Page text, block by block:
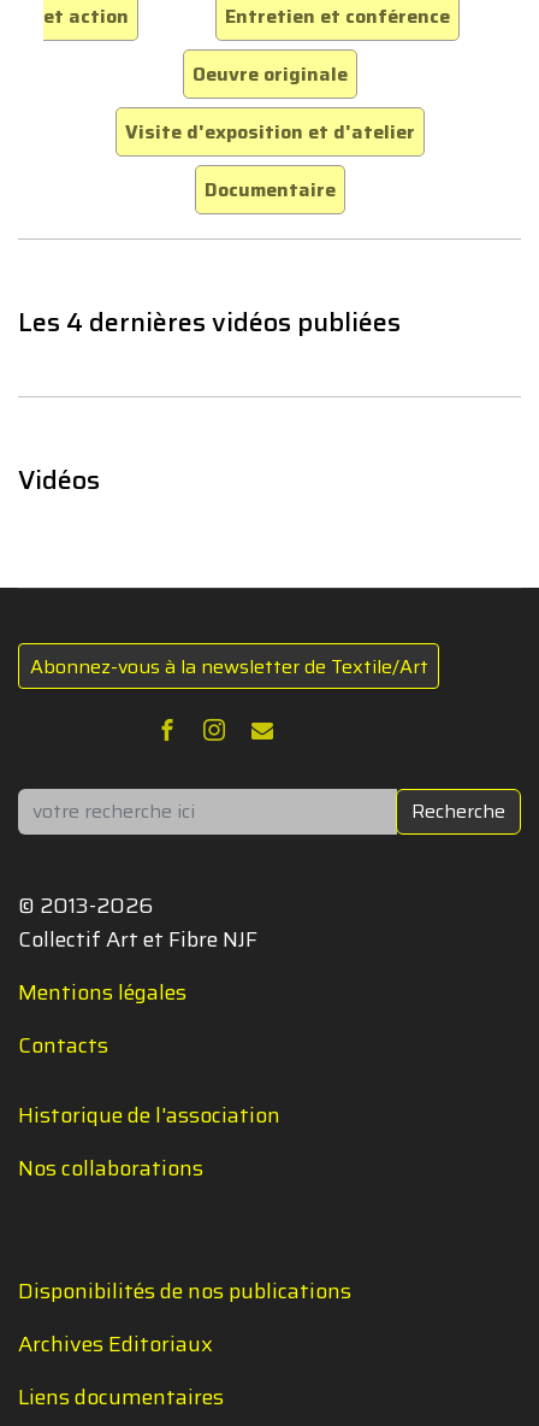
et action
Entretien et conférence
Oeuvre originale
Visite d'exposition et d'atelier
Documentaire
Les 4 dernières vidéos publiées
Vidéos
Abonnez-vous à la newsletter de Textile/Art
Rechercher Recherche
© 2013-2026
Collectif Art et Fibre NJF
Mentions légales
Contacts
Historique de l'association
Nos collaborations
Disponibilités de nos publications
Archives Editoriaux
Liens documentaires